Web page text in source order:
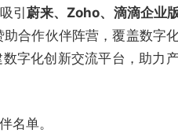
引蔚来、Zoho、滴滴企业
合作伙伴阵营，覆盖数字
字化创新交流平台，助力
名单。